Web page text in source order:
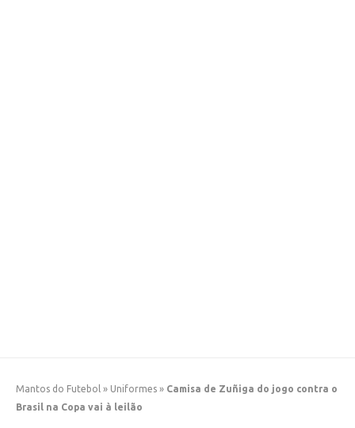
Mantos do Futebol » Uniformes » Camisa de Zuñiga do jogo contra o
Brasil na Copa vai à leilão